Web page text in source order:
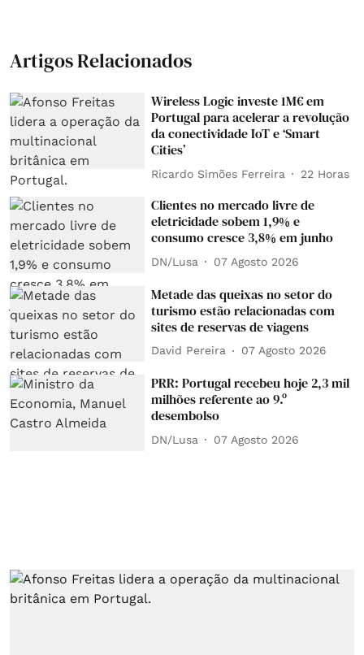
Artigos Relacionados
Wireless Logic investe 1M€ em
Portugal para acelerar a revolução
da conectividade IoT e ‘Smart
Cities’
Ricardo Simões Ferreira 22 Horas
Clientes no mercado livre de
eletricidade sobem 1,9% e
consumo cresce 3,8% em junho
DN/Lusa 07 Agosto 2026
Metade das queixas no setor do
turismo estão relacionadas com
sites de reservas de viagens
David Pereira 07 Agosto 2026
PRR: Portugal recebeu hoje 2,3 mil
milhões referente ao 9.º
desembolso
DN/Lusa 07 Agosto 2026